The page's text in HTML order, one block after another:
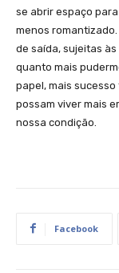
se abrir espaço
menos
de saída, sujeitas
quanto mais
papel, mais
possam viver mais
nossa condição.
Facebook